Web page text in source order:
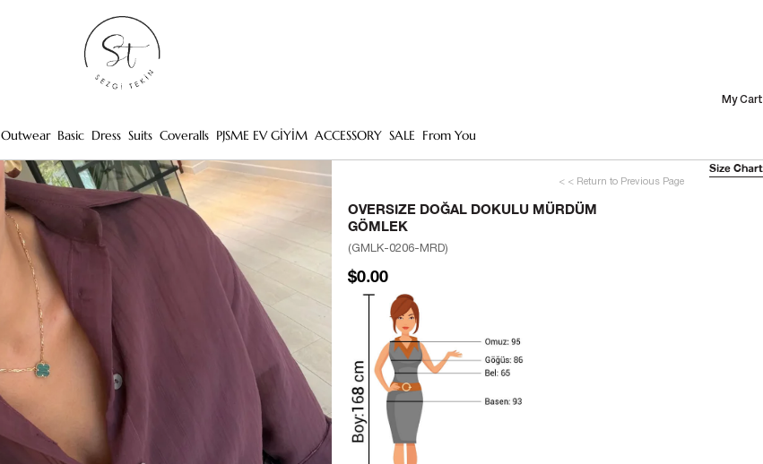
My Cart
Outwear Basic Dress Suits Coveralls PJSME EV GİYİM ACCESSORY SALE From You
< < Return to Previous Page
OVERSIZE DOĞAL DOKULU MÜRDÜM
GÖMLEK
(GMLK-0206-MRD)
$0.00
Size Chart